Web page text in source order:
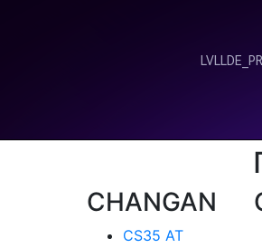
CHANGAN
CS35 AT